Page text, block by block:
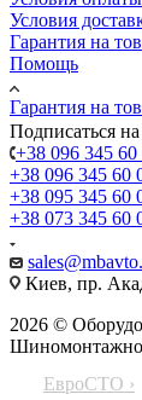
Условия
Гарантия на
Помощь
Гарантия на
Подписаться
+38 096 345 60
+38 096 345 60
+38 095 345 60
+38 073 345 60
Киев, пр.
2026 ©
ЕвроСТО ›